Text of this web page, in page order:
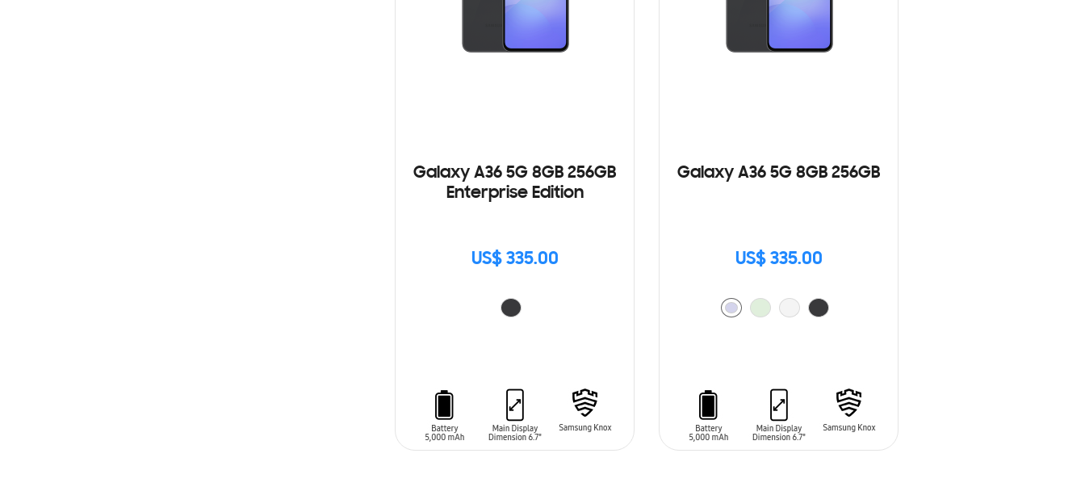
Galaxy A36 5G 8GB 256GB
Enterprise Edition
US$ 335.00
Galaxy A36 5G 8GB 256GB
US$ 335.00